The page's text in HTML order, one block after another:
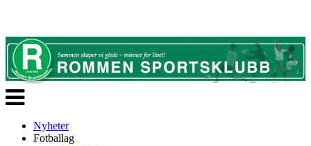
Veksle
navigasjon
Nyheter
Fotballag